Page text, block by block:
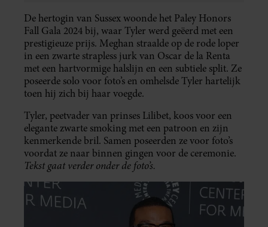
De hertogin van Sussex woonde het Paley Honors
Fall Gala 2024 bij, waar Tyler werd geëerd met een
prestigieuze prijs. Meghan straalde op de rode loper
in een zwarte strapless jurk van Oscar de la Renta
met een hartvormige halslijn en een subtiele split. Ze
poseerde solo voor foto’s en omhelsde Tyler hartelijk
toen hij zich bij haar voegde.
Tyler, peetvader van prinses Lilibet, koos voor een
elegante zwarte smoking met een patroon en zijn
kenmerkende bril. Samen poseerden ze voor foto’s
voordat ze naar binnen gingen voor de ceremonie.
Tekst gaat verder onder de foto’s.